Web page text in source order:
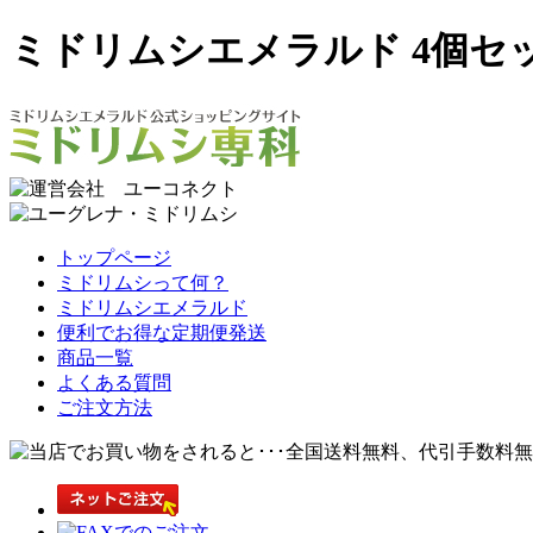
ミドリムシエメラルド 4個セ
トップページ
ミドリムシって何？
ミドリムシエメラルド
便利でお得な定期便発送
商品一覧
よくある質問
ご注文方法